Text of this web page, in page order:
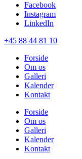
Facebook
Instagram
LinkedIn
+45 ‭88 44 81 10
Forside
Om os
Galleri
Kalender
Kontakt
Forside
Om os
Galleri
Kalender
Kontakt